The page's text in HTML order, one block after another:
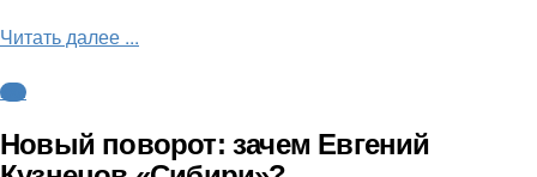
Читать далее ...
КХЛ
Новый поворот: зачем Евгений